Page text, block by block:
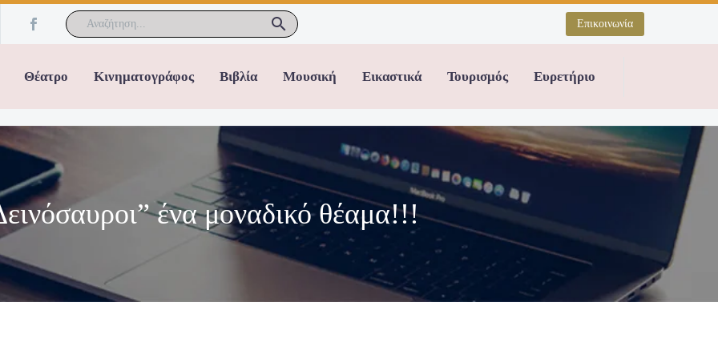
Επικοινωνία
Θέατρο Κινηματογράφος Βιβλία Μουσική Εικαστικά Τουρισμός Ευρετήριο
ένα μοναδικό θέαμα!!!